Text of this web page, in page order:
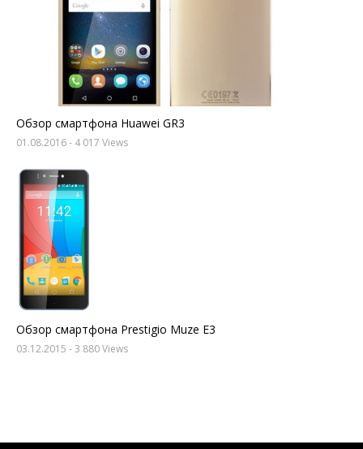
Обзор смартфона Huawei GR3
01.08.2016- 4 017 Views
Обзор смартфона Prestigio Muze E3
03.12.2015 - 3 880 Views